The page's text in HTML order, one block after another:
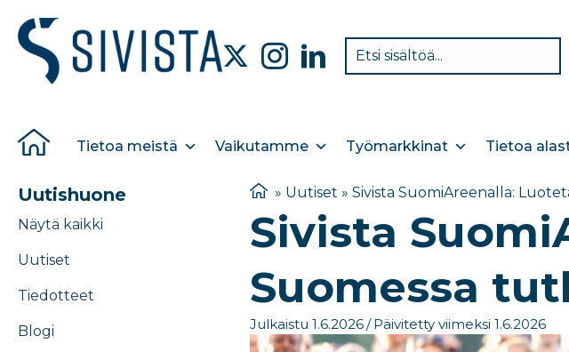
Tietoa meistä Vaikutamme Työmarkkinat Tietoa
Uutishuone
Näytä kaikki
Uutiset
Tiedotteet
Blogi
» Uutiset » Sivista SuomiAreenalla:
Sivista
Suomessa
Julkaistu 1.6.2026/ Päivitetty viimeksi 1.6.2026